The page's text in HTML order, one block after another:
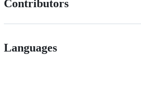
Contributors
Languages